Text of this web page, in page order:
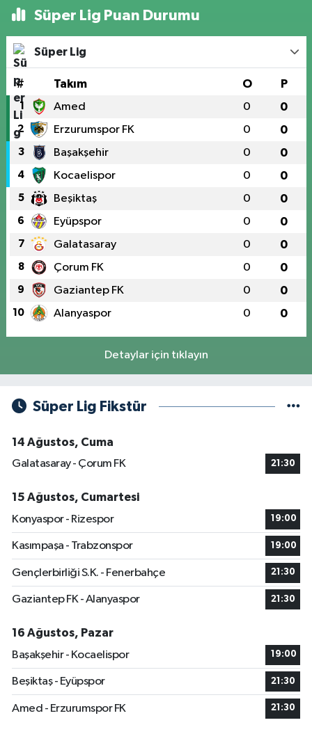
Süper Lig Puan Durumu
Süper Lig
# Takım O P
1 Amed 0 0
2 Erzurumspor FK 0 0
3 Başakşehir 0 0
4 Kocaelispor 0 0
5 Beşiktaş 0 0
6 Eyüpspor 0 0
7 Galatasaray 0 0
8 Çorum FK 0 0
9 Gaziantep FK 0 0
10 Alanyaspor 0 0
Detaylar için tıklayın
Süper Lig Fikstür
14 Ağustos, Cuma
Galatasaray - Çorum FK
21:30
15 Ağustos, Cumartesi
Konyaspor - Rizespor
19:00
Kasımpaşa - Trabzonspor 19:00
Gençlerbirliği S.K. - Fenerbahçe 21:30
Gaziantep FK - Alanyaspor 21:30
16 Ağustos, Pazar
Başakşehir - Kocaelispor
19:00
Beşiktaş - Eyüpspor 21:30
Amed - Erzurumspor FK 21:30